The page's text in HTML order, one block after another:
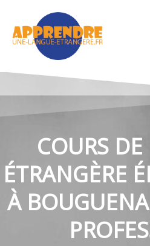
contenu
COURS
ÉTRANGÈRE
À